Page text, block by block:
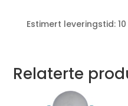
Estimert leveringstid:
Relaterte